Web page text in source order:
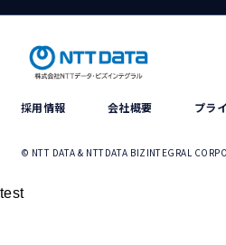
採用情報 会社概要 プラ
© NTT DATA & NTTDATA BIZINTEGRAL
test